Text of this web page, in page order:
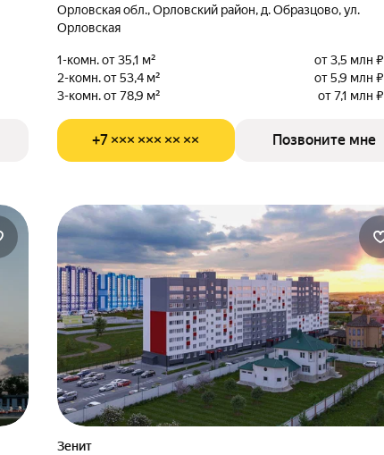
Орловская обл., Орловский район, д. Образцово, ул.
Орловская
1-комн. от 35,1 м²
от 3,5 млн ₽
2-комн. от 53,4 м²
от 5,9 млн ₽
3-комн. от 78,9 м²
от 7,1 млн ₽
+7 ××× ××× ×× ×× Позвоните мне
Зенит